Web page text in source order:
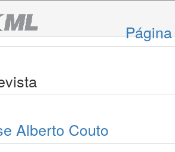
Alberto Couto